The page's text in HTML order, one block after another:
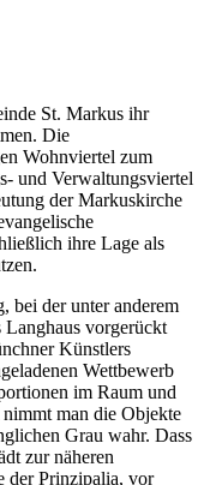
St. Markus ihr
Die
Wohnviertel zum
und Verwaltungsviertel
der Markuskirche
ihre Lage als
bei der unter anderem
Langhaus vorgerückt
Künstlers
Wettbewerb
im Raum und
man die Objekte
Grau wahr. Dass
zur näheren
der Prinzipalia, vor